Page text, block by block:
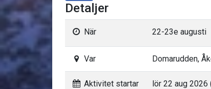
Detaljer
När 22-23e augusti
Var Domarudden,
Aktivitet startar lör 22 aug 2026